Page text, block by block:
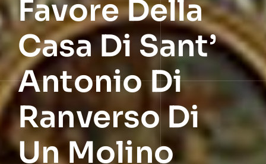
Favore Della
Casa Di Sant’
Antonio Di
Ranverso Di
Un Molino